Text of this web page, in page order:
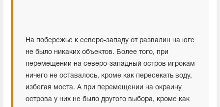
На побережье к северо-западу от развалин на юге
не было никаких объектов. Более того, при
перемещении на северо-западный остров игрокам
ничего не оставалось, кроме как пересекать воду,
избегая моста. А при перемещении на окраину
острова у них не было другого выбора, кроме как